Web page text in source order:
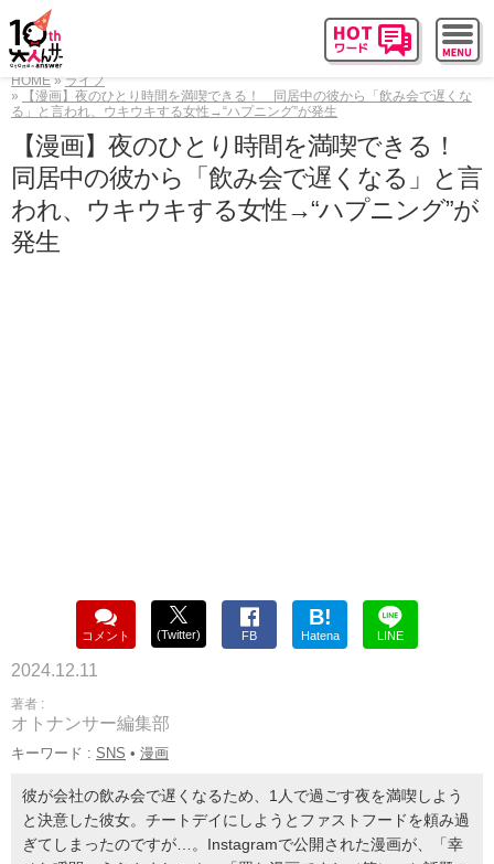
HOME
ライフ
【漫画】夜のひとり時間を満喫できる！ 同居中の彼から「飲み会で遅くな
る」と言われ、ウキウキする女性→“ハプニング”が発生
【漫画】夜のひとり時間を満喫できる！
同居中の彼から「飲み会で遅くなる」と言
われ、ウキウキする女性→“ハプニング”が
発生
コメント (Twitter) FB
B!
Hatena LINE
2024.12.11
著者 :
オトナンサー編集部
キーワード : SNS • 漫画
彼が会社の飲み会で遅くなるため、1人で過ごす夜を満喫しよう
と決意した彼女。チートデイにしようとファストフードを頼み過
ぎてしまったのですが…。Instagramで公開された漫画が、「幸